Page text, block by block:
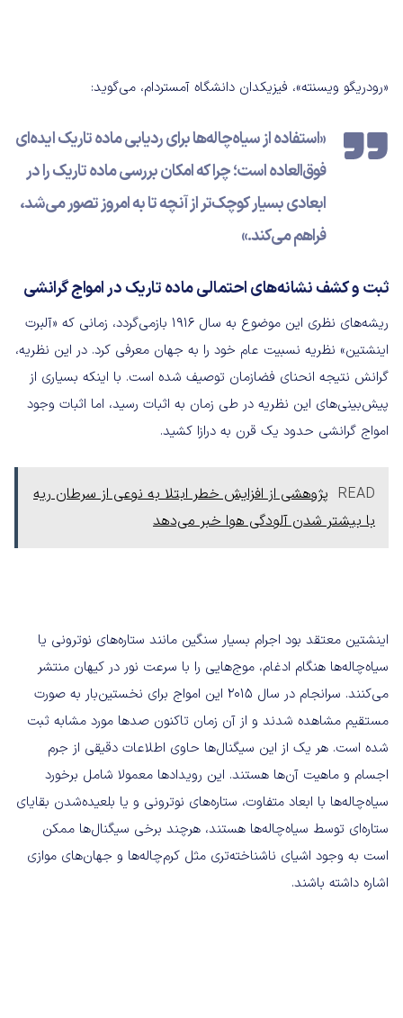
«رودریگو ویسنته»، فیزیکدان دانشگاه آمستردام، می‌گوید:
«استفاده از سیاه‌چاله‌ها برای ردیابی ماده تاریک ایده‌ای
فوق‌العاده است؛ چرا که امکان بررسی ماده تاریک را در
ابعادی بسیار کوچک‌تر از آنچه تا به امروز تصور می‌شد،
فراهم می‌کند.»
ثبت و کشف نشانه‌های احتمالی ماده تاریک در امواج گرانشی
ریشه‌های نظری این موضوع به سال ۱۹۱۶ بازمی‌گردد، زمانی که «آلبرت
اینشتین» نظریه نسبیت عام خود را به جهان معرفی کرد. در این نظریه،
گرانش نتیجه انحنای فضازمان توصیف شده است. با اینکه بسیاری از
پیش‌بینی‌های این نظریه در طی زمان به اثبات رسید، اما اثبات وجود
امواج گرانشی حدود یک قرن به درازا کشید.
READ پژوهشی از افزایش خطر ابتلا به نوعی از سرطان ریه
با بیشتر شدن آلودگی هوا خبر می‌دهد
اینشتین معتقد بود اجرام بسیار سنگین مانند ستاره‌های نوترونی یا
سیاه‌چاله‌ها هنگام ادغام، موج‌هایی را با سرعت نور در کیهان منتشر
می‌کنند. سرانجام در سال ۲۰۱۵ این امواج برای نخستین‌بار به صورت
مستقیم مشاهده شدند و از آن زمان تاکنون صدها مورد مشابه ثبت
شده است. هر یک از این سیگنال‌ها حاوی اطلاعات دقیقی از جرم
اجسام و ماهیت آن‌ها هستند. این رویدادها معمولا شامل برخورد
سیاه‌چاله‌ها با ابعاد متفاوت، ستاره‌های نوترونی و یا بلعیده‌شدن بقایای
ستاره‌ای توسط سیاه‌چاله‌ها هستند، هرچند برخی سیگنال‌ها ممکن
است به وجود اشیای ناشناخته‌تری مثل کرم‌چاله‌ها و جهان‌های موازی
اشاره داشته باشند.